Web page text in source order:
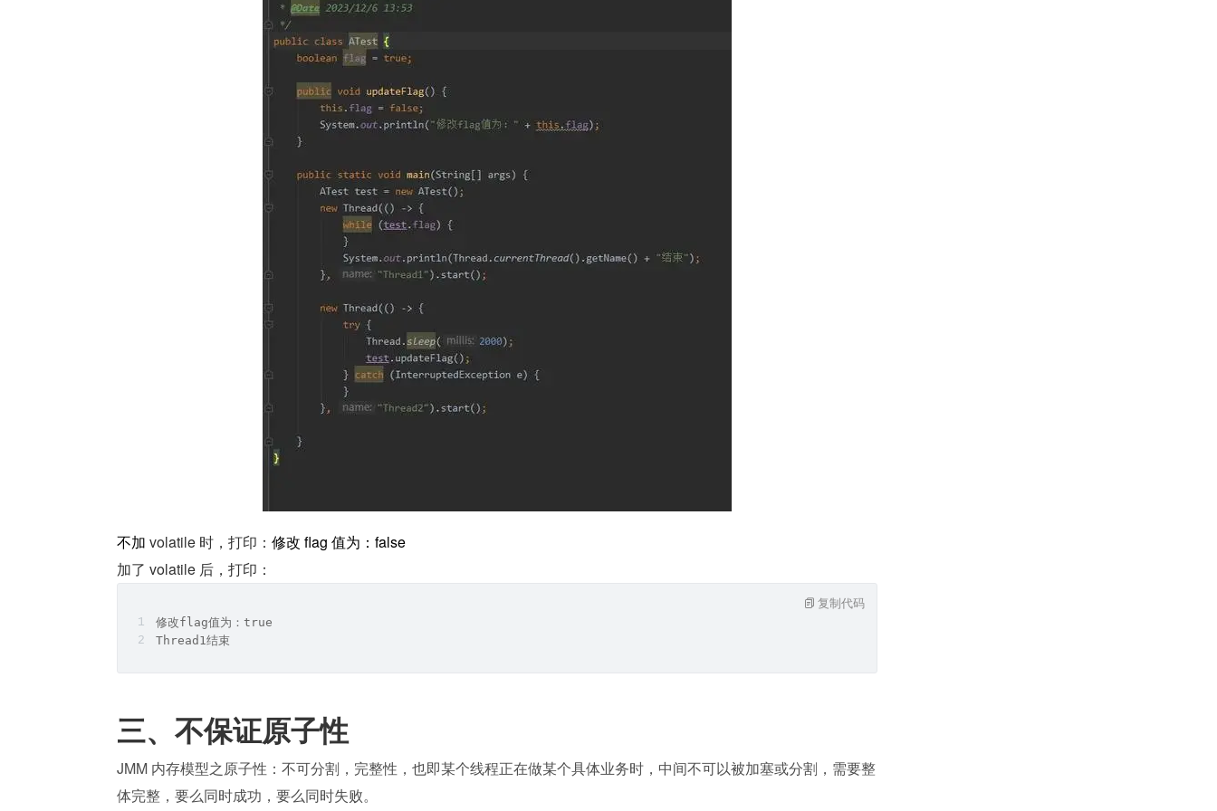
不加 volatile 时，打印： 修改 flag 值为：false
加了 volatile 后，打印：
修改flag值为：true
Thread1结束
复制代码
三、不保证原子性
JMM 内存模型之原子性：不可分割，完整性，也即某个线程正在做某个具体业务时，中间不可以被加塞或分割，需要整
体完整，要么同时成功，要么同时失败。